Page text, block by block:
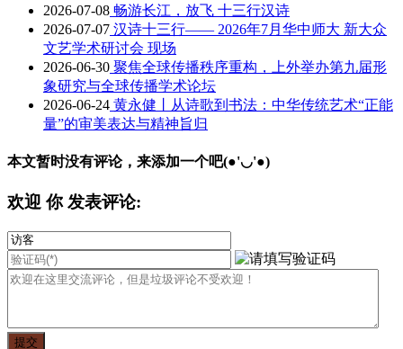
2026-07-08 畅游长江，放飞 十三行汉诗
2026-07-07 汉诗十三行—— 2026年7月华中师大 新大众
文艺学术研讨会 现场
2026-06-30 聚焦全球传播秩序重构，上外举办第九届形
象研究与全球传播学术论坛
2026-06-24 黄永健丨从诗歌到书法：中华传统艺术“正能
量”的审美表达与精神旨归
本文暂时没有评论，来添加一个吧(●'◡'●)
欢迎 你发表评论: